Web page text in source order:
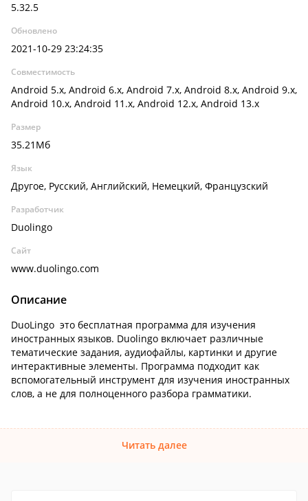
5.32.5
Обновлено
2021-10-29 23:24:35
Совместимость
Android 5.x, Android 6.x, Android 7.x, Android 8.x, Android 9.x,
Android 10.x, Android 11.x, Android 12.x, Android 13.x
Размер
35.21Мб
Язык
Другое, Русский, Английский, Немецкий, Французский
Разработчик
Duolingo
Сайт
www.duolingo.com
Описание
DuoLingo это бесплатная программа для изучения
иностранных языков. Duolingo включает различные
тематические задания, аудиофайлы, картинки и другие
интерактивные элементы. Программа подходит как
вспомогательный инструмент для изучения иностранных
слов, а не для полноценного разбора грамматики.
Читать далее